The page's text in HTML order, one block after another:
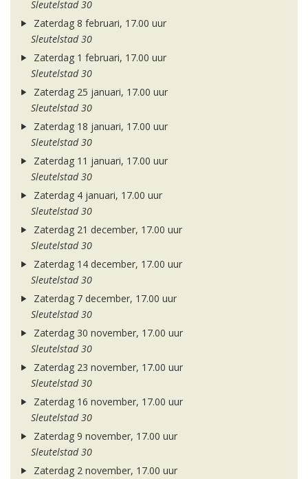
Sleutelstad 30
Zaterdag 8 februari, 17.00 uur
Sleutelstad 30
Zaterdag 1 februari, 17.00 uur
Sleutelstad 30
Zaterdag 25 januari, 17.00 uur
Sleutelstad 30
Zaterdag 18 januari, 17.00 uur
Sleutelstad 30
Zaterdag 11 januari, 17.00 uur
Sleutelstad 30
Zaterdag 4 januari, 17.00 uur
Sleutelstad 30
Zaterdag 21 december, 17.00 uur
Sleutelstad 30
Zaterdag 14 december, 17.00 uur
Sleutelstad 30
Zaterdag 7 december, 17.00 uur
Sleutelstad 30
Zaterdag 30 november, 17.00 uur
Sleutelstad 30
Zaterdag 23 november, 17.00 uur
Sleutelstad 30
Zaterdag 16 november, 17.00 uur
Sleutelstad 30
Zaterdag 9 november, 17.00 uur
Sleutelstad 30
Zaterdag 2 november, 17.00 uur